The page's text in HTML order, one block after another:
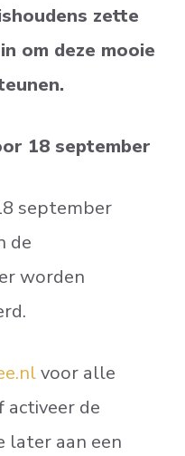
zette
om deze mooie
18 september
september
de
worden
voor alle
activeer de
later aan een